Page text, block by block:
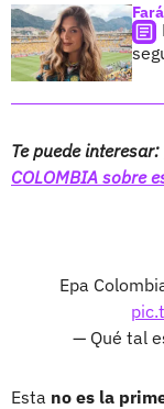
Te puede interesar:
COLOMBIA sobre
Epa
— Qué tal
Esta no es la